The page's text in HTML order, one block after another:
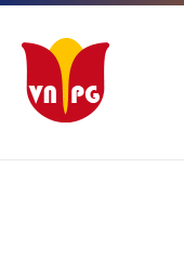
Ga
inhoud
Ga
hoofdnavigatie
Ga
footer